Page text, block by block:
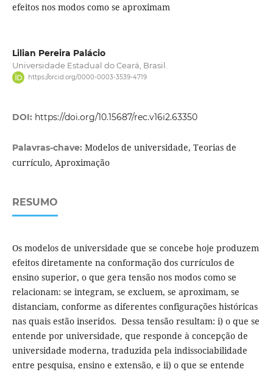
efeitos nos modos como se aproximam
Lilian Pereira Palácio
Universidade Estadual do Ceará, Brasil.
https://orcid.org/0000-0003-3539-4719
DOI: https://doi.org/10.15687/rec.v16i2.63350
Palavras-chave: Modelos de universidade, Teorias de
currículo, Aproximação
RESUMO
Os modelos de universidade que se concebe hoje produzem
efeitos diretamente na conformação dos currículos de
ensino superior, o que gera tensão nos modos como se
relacionam: se integram, se excluem, se aproximam, se
distanciam, conforme as diferentes configurações históricas
nas quais estão inseridos. Dessa tensão resultam: i) o que se
entende por universidade, que responde à concepção de
universidade moderna, traduzida pela indissociabilidade
entre pesquisa, ensino e extensão, e ii) o que se entende